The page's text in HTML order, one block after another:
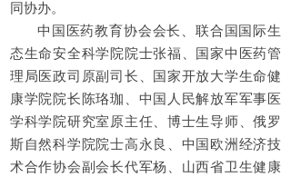
同协办。
中国医药教育协会会长、联合国国际生
态生命安全科学院院士张福、国家中医药管
理局医政司原副司长、国家开放大学生命健
康学院院长陈珞珈、中国人民解放军军事医
学科学院研究室原主任、博士生导师、俄罗
斯自然科学院院士高永良、中国欧洲经济技
术合作协会副会长代军杨、山西省卫生健康